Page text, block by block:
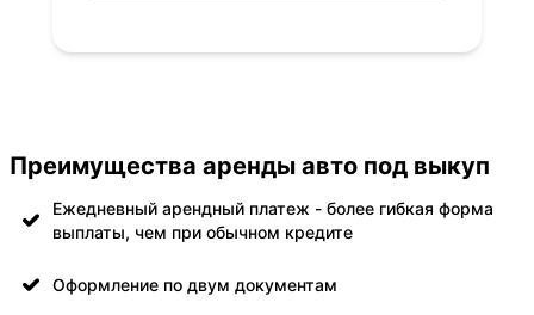
Преимущества аренды авто под выкуп
Ежедневный арендный платеж - более гибкая форма
выплаты, чем при обычном кредите
Оформление по двум документам